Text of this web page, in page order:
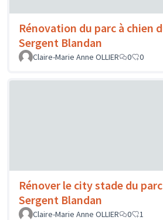
Rénovation du parc à chien
Sergent Blandan
Claire-Marie Anne OLLIER
0 0
Rénover le city stade du parc
Sergent Blandan
Claire-Marie Anne OLLIER
0 1